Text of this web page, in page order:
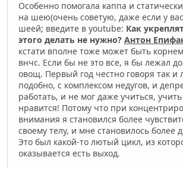
Особенно помогала каппа и
на шею(очень советую, даже если у
шеей; введите в youtube: Как
этого делать не нужно? Антон
кстати вполне тоже может быть
внчс. Если бы не это все, я бы лежал
овощ. Первый год честно говоря так
подобно, с комплексом недугов, и
работать, и не мог даже учиться,
нравится! Потому что при
внимания я становился более
своему телу, и мне становилось более
Это был какой-то лютый цикл, из
оказывается есть выход.